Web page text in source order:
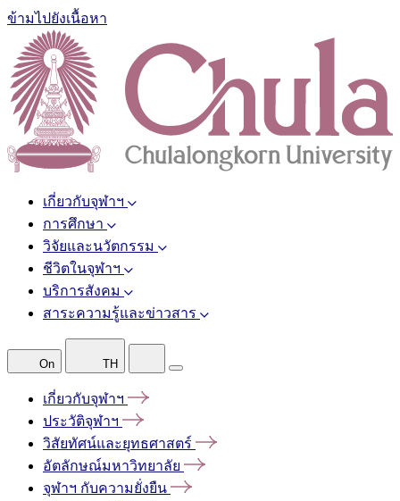
ข้ามไปยังเนื้อหา
เกี่ยวกับจุฬาฯ
การศึกษา
วิจัยและนวัตกรรม
ชีวิตในจุฬาฯ
บริการสังคม
สาระความรู้และข่าวสาร
On TH
เกี่ยวกับจุฬาฯ
ประวัติจุฬาฯ
วิสัยทัศน์และยุทธศาสตร์
อัตลักษณ์มหาวิทยาลัย
จุฬาฯ กับความยั่งยืน